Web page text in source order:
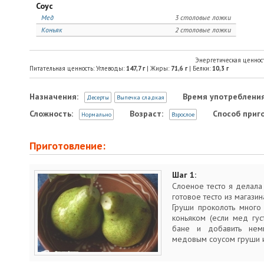
Соус
3 столовые ложки
Мед
2 столовые ложки
Коньяк
Энергетическая
Питательная ценность: Углеводы: 147,7г| Жиры: 71,6 г| Белки: 10,3 г
Назначения: Десерты Выпечка сладкая
Время
Сложность:
Нормально Возраст: Взрослое Способ
Приготовление:
Шаг 1:
Слоеное тесто я
готовое тесто из
Груши проколоть
коньяком (если мед
бане и добавить
медовым соусом груши